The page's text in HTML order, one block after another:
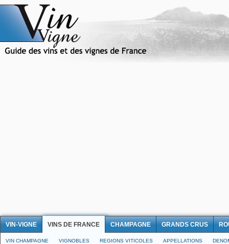
VIN-VIGNE VINS DE FRANCE CHAMPAGNE GRANDS CRUS
VIN CHAMPAGNE VIGNOBLES REGIONS VITICOLES APPELLATIONS